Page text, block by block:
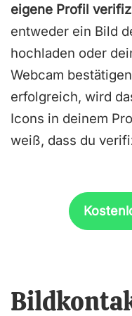
eigene Profil
entweder ein Bild
hochladen oder
Webcam
erfolgreich, wird
Icons in deinem
weiß, dass du